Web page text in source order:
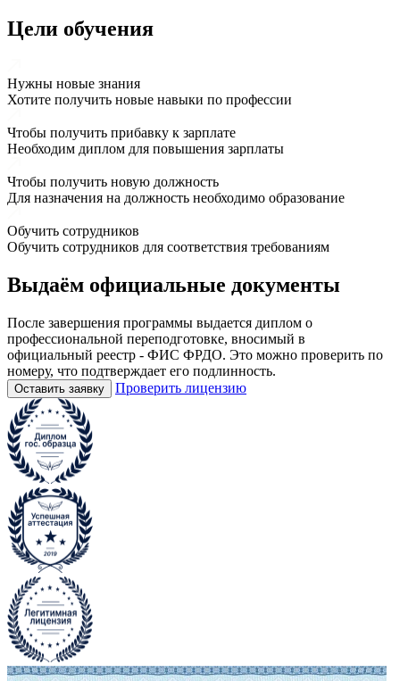
Цели обучения
Нужны новые знания
Хотите получить новые навыки по профессии
Чтобы получить прибавку к зарплате
Необходим диплом для повышения зарплаты
Чтобы получить новую должность
Для назначения на должность необходимо образование
Обучить сотрудников
Обучить сотрудников для соответствия требованиям
Выдаём официальные документы
После завершения программы выдается диплом о
профессиональной переподготовке, вносимый в
официальный реестр - ФИС ФРДО. Это можно проверить по
номеру, что подтверждает его подлинность.
Оставить заявку Проверить лицензию